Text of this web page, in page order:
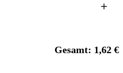
Gesamt: 1,62 €